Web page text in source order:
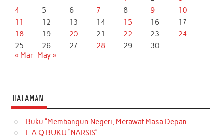
4
5 6 7 8 9
10
11
12 13 14 15 16
17
18
19 20 21 22 23
24
25
26 27 28 29
30
« Mar May »
HALAMAN
Buku “Membangun Negeri, Merawat Masa Depan
F.A.Q BUKU “NARSIS”